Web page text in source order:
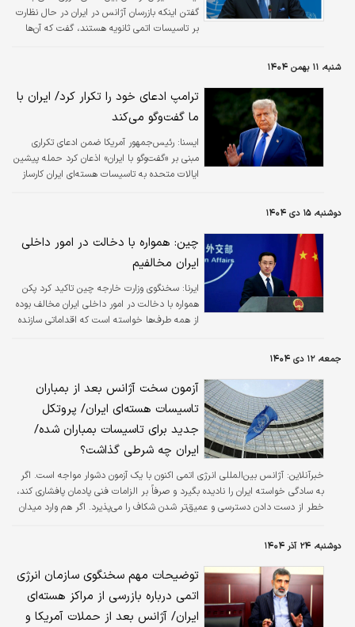
گفتن اینکه بازرسان آژانس در ایران در حال نظارت
بر تاسیسات اتمی ثانویه هستند، گفت که آن‌ها
شنبه، ۱۱ بهمن ۱۴۰۴
ترامپ ادعای خود را تکرار کرد/ ایران با
ما گفت‌وگو می‌کند
ايسنا: رئیس‌جمهور آمریکا ضمن ادعای تکراری
مبنی بر «گفت‌وگو با ایران» اذعان کرد حمله پیشین
ایالات متحده به تاسیسات هسته‌ای ایران کارساز
دوشنبه، ۱۵ دی ۱۴۰۴
چین: همواره با دخالت در امور داخلی
ایران مخالفیم
ایرنا: سخنگوی وزارت خارجه چین تاکید کرد پکن
همواره با دخالت در امور داخلی ایران مخالف بوده
از همه طرف‌ها خواسته است که اقداماتی سازنده
جمعه، ۱۲ دی ۱۴۰۴
آزمون سخت آژانس بعد از بمباران
تاسیسات هسته‌ای ایران/ پروتکل
جدید برای تاسیسات بمباران شده/
ایران چه شرطی گذاشت؟
خبرآنلاین: آژانس بین‌المللی انرژی اتمی اکنون با یک آزمون دشوار مواجه است. اگر
به سادگی خواسته ایران را نادیده بگیرد و صرفاً بر الزامات فنی پادمان پافشاری کند،
خطر از دست دادن دسترسی و عمیق‌تر شدن شکاف را می‌پذیرد. اگر هم وارد میدان
خود را خدشه‌دار سازد.
دوشنبه، ۲۴ آذر ۱۴۰۴
توضیحات مهم سخنگوی سازمان انرژی
اتمی درباره بازرسی از مراکز هسته‌ای
ایران/ آژانس بعد از حملات آمریکا و